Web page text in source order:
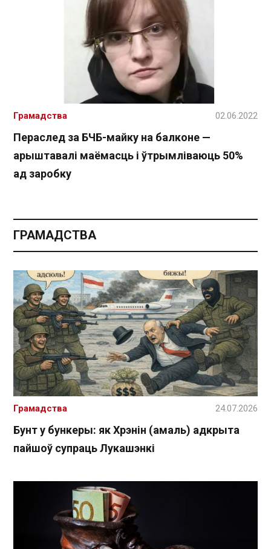
Пераслед за БЧБ-майку на балконе —
арыштавалі маёмасць і ўтрымліваюць 50%
ад заробку
Грамадства 02.06.2022
ГРАМАДСТВА
Бунт у бункеры: як Хрэнін (амаль) адкрыта
пайшоў супраць Лукашэнкі
Грамадства 24.07.2026